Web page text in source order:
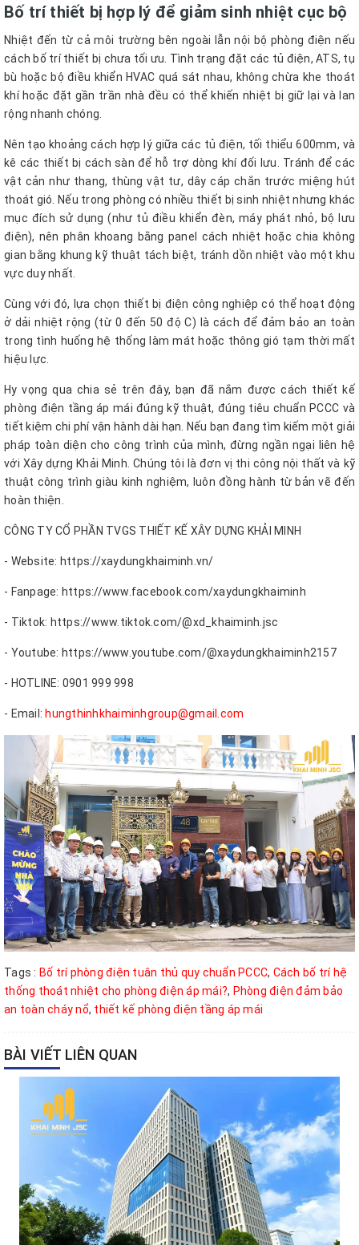
Bố trí thiết bị hợp lý để giảm sinh nhiệt cục bộ
Nhiệt đến từ cả môi trường bên ngoài lẫn nội bộ phòng điện nếu
cách bố trí thiết bị chưa tối ưu. Tình trạng đặt các tủ điện, ATS, tụ
bù hoặc bộ điều khiển HVAC quá sát nhau, không chừa khe thoát
khí hoặc đặt gần trần nhà đều có thể khiến nhiệt bị giữ lại và lan
rộng nhanh chóng.
Nên tạo khoảng cách hợp lý giữa các tủ điện, tối thiểu 600mm, và
kê các thiết bị cách sàn để hỗ trợ dòng khí đối lưu. Tránh để các
vật cản như thang, thùng vật tư, dây cáp chắn trước miệng hút
thoát gió. Nếu trong phòng có nhiều thiết bị sinh nhiệt nhưng khác
mục đích sử dụng (như tủ điều khiển đèn, máy phát nhỏ, bộ lưu
điện), nên phân khoang bằng panel cách nhiệt hoặc chia không
gian bằng khung kỹ thuật tách biệt, tránh dồn nhiệt vào một khu
vực duy nhất.
Cùng với đó, lựa chọn thiết bị điện công nghiệp có thể hoạt động
ở dải nhiệt rộng (từ 0 đến 50 độ C) là cách để đảm bảo an toàn
trong tình huống hệ thống làm mát hoặc thông gió tạm thời mất
hiệu lực.
Hy vọng qua chia sẻ trên đây, bạn đã nắm được cách thiết kế
phòng điện tầng áp mái đúng kỹ thuật, đúng tiêu chuẩn PCCC và
tiết kiệm chi phí vận hành dài hạn. Nếu bạn đang tìm kiếm một giải
pháp toàn diện cho công trình của mình, đừng ngần ngại liên hệ
với Xây dựng Khải Minh. Chúng tôi là đơn vị thi công nội thất và kỹ
thuật công trình giàu kinh nghiệm, luôn đồng hành từ bản vẽ đến
hoàn thiện.
CÔNG TY CỔ PHẦN TVGS THIẾT KẾ XÂY DỰNG KHẢI MINH
- Website: https://xaydungkhaiminh.vn/
- Fanpage: https://www.facebook.com/xaydungkhaiminh
- Tiktok: https://www.tiktok.com/@xd_khaiminh.jsc
- Youtube: https://www.youtube.com/@xaydungkhaiminh2157
- HOTLINE: 0901 999 998
- Email: hungthinhkhaiminhgroup@gmail.com
Tags : Bố trí phòng điện tuân thủ quy chuẩn PCCC, Cách bố trí hệ
thống thoát nhiệt cho phòng điện áp mái?, Phòng điện đảm bảo
an toàn cháy nổ, thiết kế phòng điện tầng áp mái
BÀI VIẾT LIÊN QUAN